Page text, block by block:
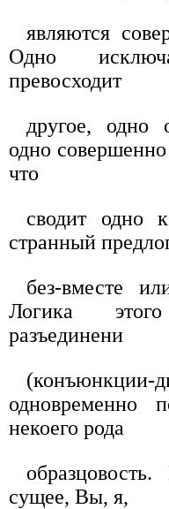
являются
Одно
превосходит
другое, одно
одно совершенно
что
сводит одно
cтpaнный
без-вместе
Логика
разъединени
(конъюнкции-
одновременно
некоего рода
сущее, Вы, я,